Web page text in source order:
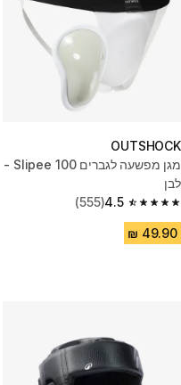
OUTSHOCK
מגן מפשעה לגברים Slipee 100 -
לבן
4.5
4.5 out of 5 stars from 555 reviews
(555)